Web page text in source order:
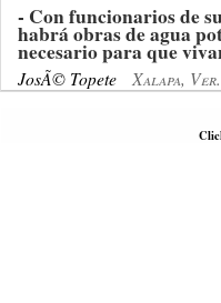
- Con funcionarios de
habrá obras de agua
necesario para que
JosÃ© Topete Xalapa,